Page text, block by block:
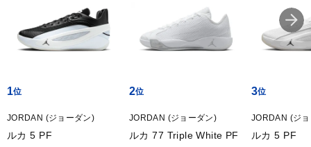
1
JORDAN (ジョーダン)
ルカ 5 PF
2
JORDAN (ジョーダン)
ルカ 77 Triple White PF
3
JORDAN (ジ
ルカ 5 PF